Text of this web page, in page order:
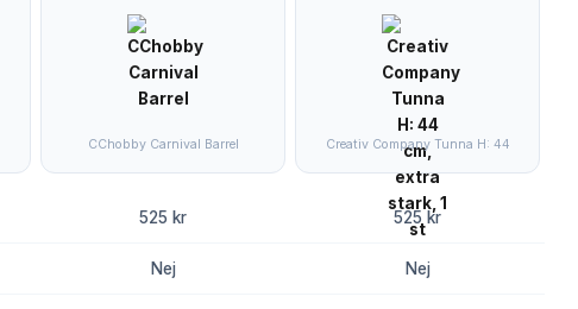
CChobby Carnival Barrel Creativ Company Tunna H: 44
525 kr 525 kr
Nej Nej